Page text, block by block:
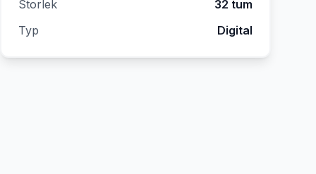
Storlek
32 tum
Typ
Digital